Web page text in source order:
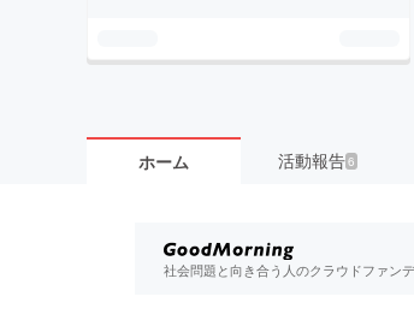
ホーム 活動報告6
社会問題と向き合う人のクラウドファン